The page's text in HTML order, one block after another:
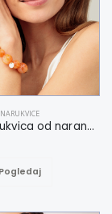
NARUKVICE
Ženska narukvica od narandžastih perli L-XL
Pogledaj